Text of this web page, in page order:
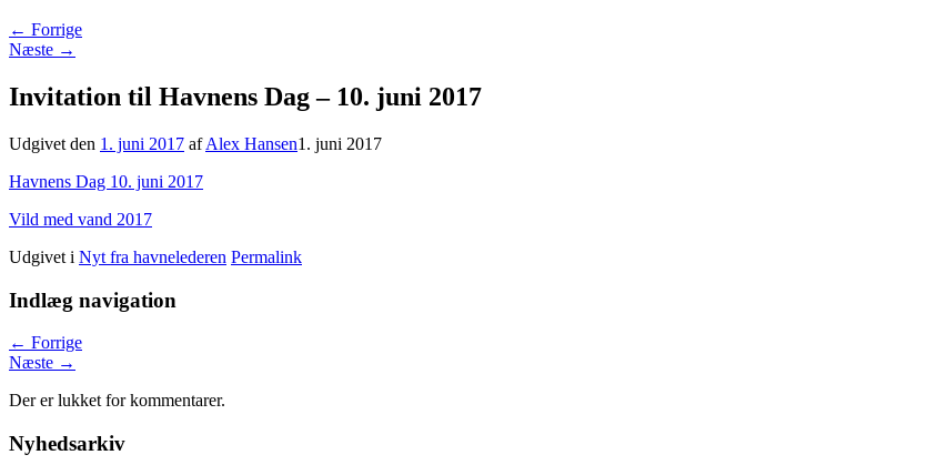
← Forrige
Næste →
Invitation til Havnens Dag – 10. juni 2017
Udgivet den 1. juni 2017 afAlex Hansen1. juni 2017
Havnens Dag 10. juni 2017
Vild med vand 2017
Udgivet i Nyt fra havnelederen Permalink
Indlæg navigation
← Forrige
Næste →
Der er lukket for kommentarer.
Nyhedsarkiv